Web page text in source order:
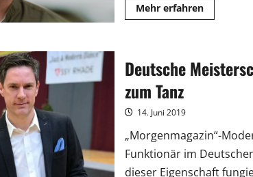
Mehr erfahrenMehr
Schwalben
bei
Deutsche
zum Tanz
14. Juni 2019
„Morgenmagazin“-
Funktionär im
dieser Eigenschaft